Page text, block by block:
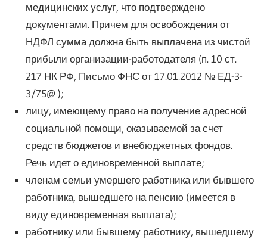
медицинских услуг, что подтверждено
документами. Причем для освобождения от
НДФЛ сумма должна быть выплачена из чистой
прибыли организации-работодателя (п. 10 ст.
217 НК РФ, Письмо ФНС от 17.01.2012 № ЕД-3-
3/75@ );
лицу, имеющему право на получение адресной
социальной помощи, оказываемой за счет
средств бюджетов и внебюджетных фондов.
Речь идет о единовременной выплате;
членам семьи умершего работника или бывшего
работника, вышедшего на пенсию (имеется в
виду единовременная выплата);
работнику или бывшему работнику, вышедшему